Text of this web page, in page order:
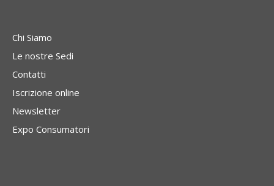
Chi Siamo
Le nostre Sedi
Contatti
Iscrizione online
Newsletter
Expo Consumatori